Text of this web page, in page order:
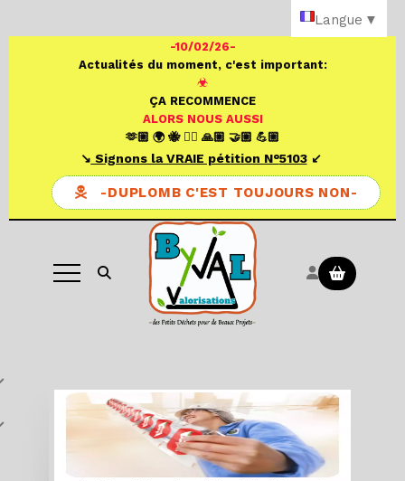
-10/02/26-
Actualités du moment, c'est important:
☣
ÇA RECOMMENCE
ALORS NOUS AUSSI
🫶🏼 🌍 🐝 ✍🏼 🙏🏼 🤝🏼 💪🏼
↘️ Signons la VRAIE pétition N°5103↙️
-DUPLOMB C'EST TOUJOURS NON-
Ouvrir la recherche
Langue ▼